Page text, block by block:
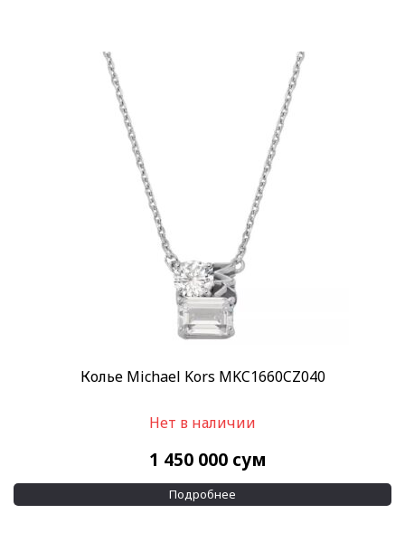
Колье Michael Kors MKC1660CZ040
Нет в наличии
1 450 000 сум
Подробнее